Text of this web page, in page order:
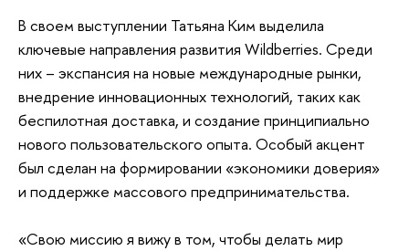
В своем выступлении Татьяна Ким выделила
ключевые направления развития Wildberries. Среди
них – экспансия на новые международные рынки,
внедрение инновационных технологий, таких как
беспилотная доставка, и создание принципиально
нового пользовательского опыта. Особый акцент
был сделан на формировании «экономики доверия»
и поддержке массового предпринимательства.
«Свою миссию я вижу в том, чтобы делать мир